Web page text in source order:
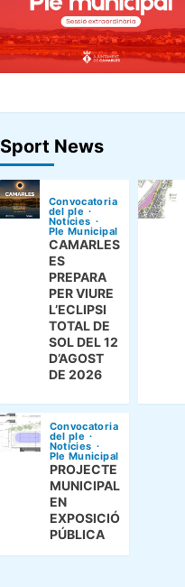
Sport News
Convocatoria
del ple
Notícies
Ple Municipal
CAMARLES
ES
PREPARA
PER VIURE
L’ECLIPSI
TOTAL DE
SOL DEL 12
D’AGOST
DE 2026
Convocatoria
del ple
Notícies
Ple Municipal
PROJECTE
MUNICIPAL
EN
EXPOSICIÓ
PÚBLICA